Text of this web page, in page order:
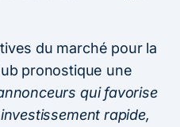
du marché pour la
pronostique une
qui favorise
rapide,